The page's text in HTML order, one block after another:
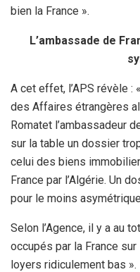
bien la France ».
L’ambassade de
A cet effet, l’APS révèle :
des Affaires étrangères
Romatet l’ambassadeur
sur la table un dossier
celui des biens
France par l’Algérie. Un
pour le moins
Selon l’Agence, il y a au
occupés par la France
loyers ridiculement bas